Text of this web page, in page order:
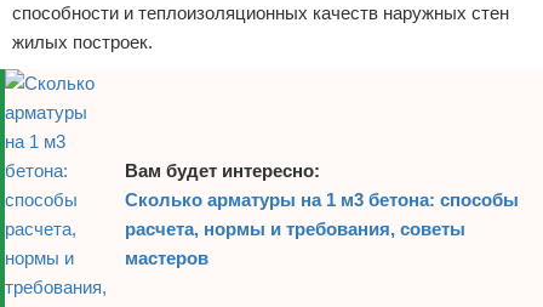
способности и теплоизоляционных качеств наружных стен
жилых построек.
Вам будет интересно:
Сколько арматуры на 1 м3 бетона: способы
расчета, нормы и требования, советы
мастеров